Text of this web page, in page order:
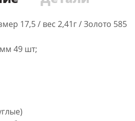
17,5 / вес 2,41г / Золото 585
49 шт;